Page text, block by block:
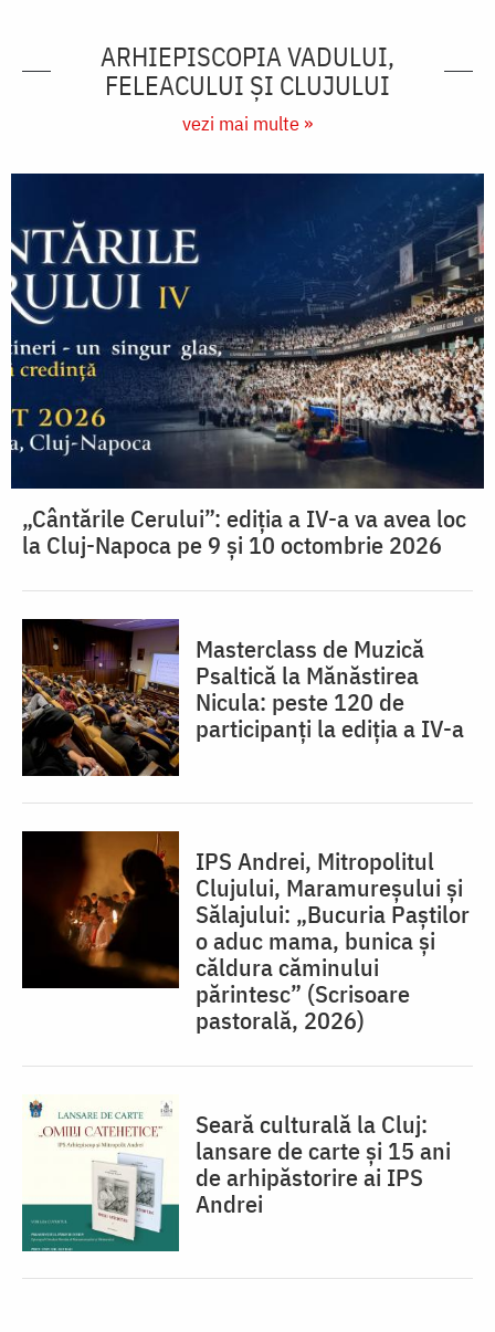
ARHIEPISCOPIA VADULUI,
FELEACULUI ŞI CLUJULUI
vezi mai multe »
„Cântările Cerului”: ediția a IV-a va avea loc
la Cluj-Napoca pe 9 și 10 octombrie 2026
Masterclass de Muzică
Psaltică la Mănăstirea
Nicula: peste 120 de
participanți la ediția a IV-a
IPS Andrei, Mitropolitul
Clujului, Maramureșului și
Sălajului: „Bucuria Paștilor
o aduc mama, bunica și
căldura căminului
părintesc” (Scrisoare
pastorală, 2026)
Seară culturală la Cluj:
lansare de carte și 15 ani
de arhipăstorire ai IPS
Andrei